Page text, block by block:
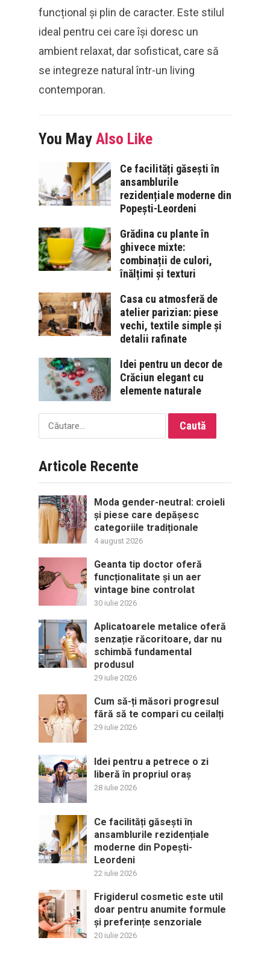
funcțional și plin de caracter. Este stilul
ideal pentru cei care își doresc un
ambient relaxat, dar sofisticat, care să
se integreze natural într-un living
contemporan.
You May Also Like
Ce facilități găsești în
ansamblurile
rezidențiale moderne din
Popești-Leordeni
Grădina cu plante în
ghivece mixte:
combinații de culori,
înălțimi și texturi
Casa cu atmosferă de
atelier parizian: piese
vechi, textile simple și
detalii rafinate
Idei pentru un decor de
Crăciun elegant cu
elemente naturale
Caută
după:
Articole Recente
Moda gender-neutral: croieli
și piese care depășesc
categoriile tradiționale
4 august 2026
Geanta tip doctor oferă
funcționalitate și un aer
vintage bine controlat
30 iulie 2026
Aplicatoarele metalice oferă
senzație răcoritoare, dar nu
schimbă fundamental
produsul
29 iulie 2026
Cum să-ți măsori progresul
fără să te compari cu ceilalți
29 iulie 2026
Idei pentru a petrece o zi
liberă în propriul oraș
28 iulie 2026
Ce facilități găsești în
ansamblurile rezidențiale
moderne din Popești-
Leordeni
22 iulie 2026
Frigiderul cosmetic este util
doar pentru anumite formule
și preferințe senzoriale
20 iulie 2026